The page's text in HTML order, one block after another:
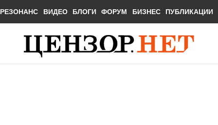
РЕЗОНАНС ВИДЕО БЛОГИ ФОРУМ БИЗНЕС ПУБЛИКАЦИИ